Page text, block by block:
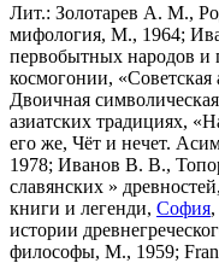
Лит.: Золотарев А. М.,
мифология, М., 1964;
первобытных народов и
космогонии, «Советская
Двоичная
азиатских традициях,
его же, Чёт и нечет.
1978; Иванов В. В.,
славянских »
книги и легенди, София
истории
философы, М., 1959;